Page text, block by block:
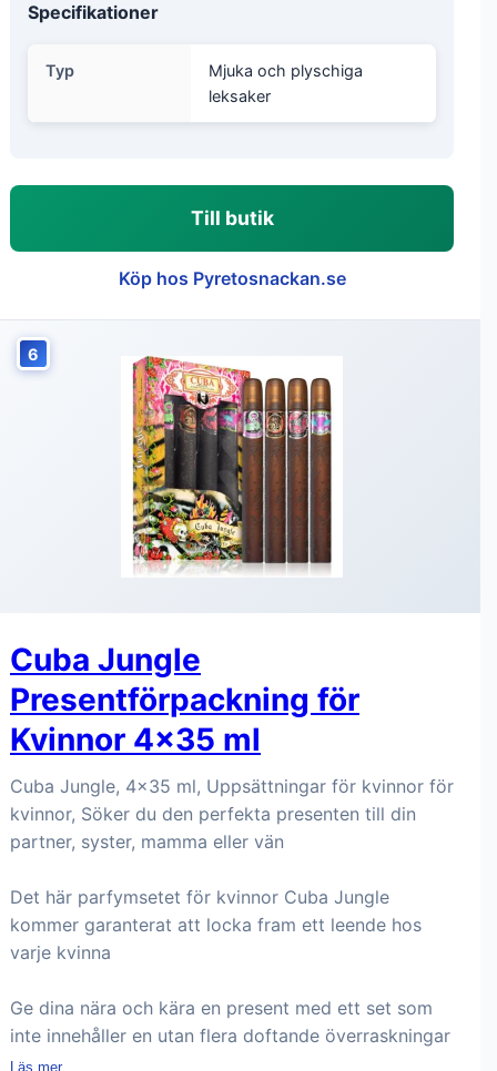
Specifikationer
Typ
Mjuka och plyschiga
leksaker
Till butik
Köp hos Pyretosnackan.se
6
Cuba Jungle
Presentförpackning för
Kvinnor 4x35 ml
Cuba Jungle, 4x35 ml, Uppsättningar för kvinnor för
kvinnor, Söker du den perfekta presenten till din
partner, syster, mamma eller vän
Det här parfymsetet för kvinnor Cuba Jungle
kommer garanterat att locka fram ett leende hos
varje kvinna
Ge dina nära och kära en present med ett set som
inte innehåller en utan flera doftande överraskningar
Läs mer